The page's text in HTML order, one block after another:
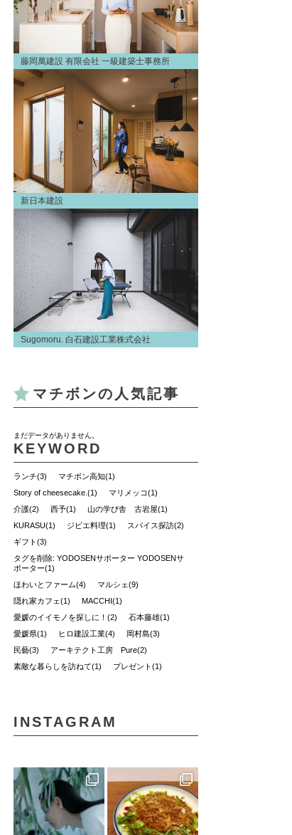
藤岡萬建設 有限会社 一級建築士事務所
新日本建設
Sugomoru. 白石建設工業株式会社
マチボンの人気記事
まだデータがありません。
KEYWORD
ランチ(3)
マチボン高知(1)
Story of cheesecake.(1)
マリメッコ(1)
介護(2)
西予(1)
山の学び舎 古岩屋(1)
KURASU(1)
ジビエ料理(1)
スパイス探訪(2)
ギフト(3)
タグを削除: YODOSENサポーター YODOSENサ
ポーター(1)
ほわいとファーム(4)
マルシェ(9)
隠れ家カフェ(1)
MACCHI(1)
愛媛のイイモノを探しに！(2)
石本藤雄(1)
愛媛県(1)
ヒロ建設工業(4)
岡村島(3)
民藝(3)
アーキテクト工房 Pure(2)
素敵な暮らしを訪ねて(1)
プレゼント(1)
愛媛社会福祉協議会(1)
80年代(2)
第二弾(2)
おそとごはん(1)
大街道(1)
forkids(1)
福祉(1)
技と心でつくるみかんジュース(1)
愛媛さくらひめシリーズ(1)
歴史(2)
INSTAGRAM